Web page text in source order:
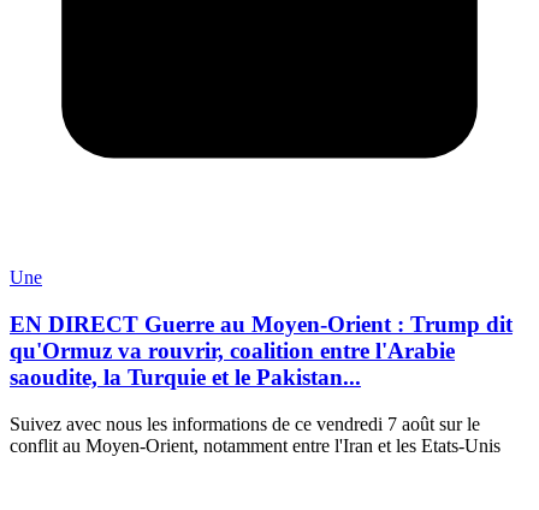
Une
EN DIRECT Guerre au Moyen-Orient : Trump dit
qu'Ormuz va rouvrir, coalition entre l'Arabie
saoudite, la Turquie et le Pakistan...
Suivez avec nous les informations de ce vendredi 7 août sur le
conflit au Moyen-Orient, notamment entre l'Iran et les Etats-Unis